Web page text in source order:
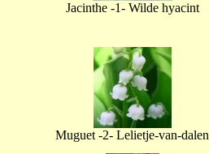
Jacinthe -1- Wilde hyacint
Muguet -2- Lelietje-van-dalen